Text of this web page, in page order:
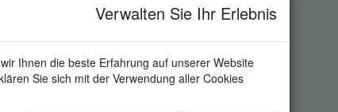
Verwalten Sie Ihr Erlebnis
Ihnen die beste Erfahrung auf unserer Website
Sie sich mit der Verwendung aller Cookies